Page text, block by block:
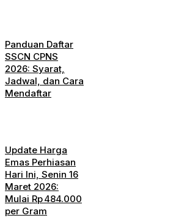
Panduan Daftar
SSCN CPNS
2026: Syarat,
Jadwal, dan Cara
Mendaftar
Update Harga
Emas Perhiasan
Hari Ini, Senin 16
Maret 2026:
Mulai Rp 484.000
per Gram